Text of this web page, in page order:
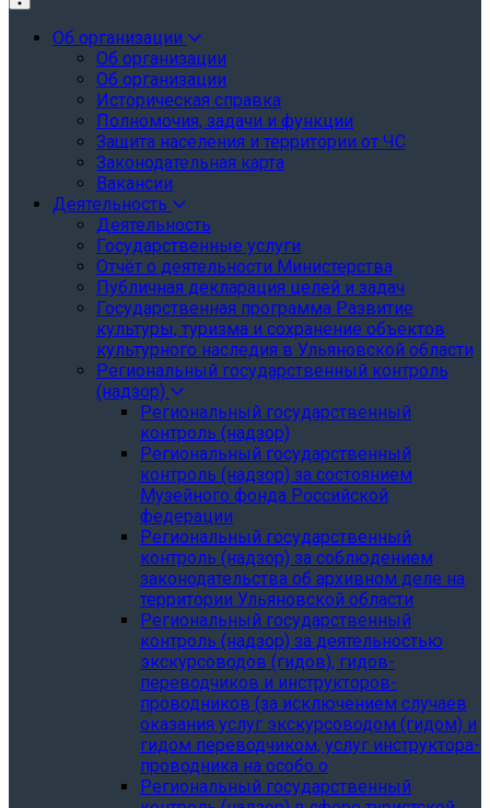
Об организации
Об организации
Об организации
Историческая справка
Полномочия, задачи и функции
Защита населения и территории от ЧС
Законодательная карта
Вакансии
Деятельность
Деятельность
Государственные услуги
Отчёт о деятельности Министерства
Публичная декларация целей и задач
Государственная программа Развитие
культуры, туризма и сохранение объектов
культурного наследия в Ульяновской области
Региональный государственный контроль
(надзор)
Региональный государственный
контроль (надзор)
Региональный государственный
контроль (надзор) за состоянием
Музейного фонда Российской
федерации
Региональный государственный
контроль (надзор) за соблюдением
законодательства об архивном деле на
территории Ульяновской области
Региональный государственный
контроль (надзор) за деятельностью
экскурсоводов (гидов), гидов-
переводчиков и инструкторов-
проводников (за исключением случаев
оказания услуг экскурсоводом (гидом) и
гидом переводчиком, услуг инструктора-
проводника на особо о
Региональный государственный